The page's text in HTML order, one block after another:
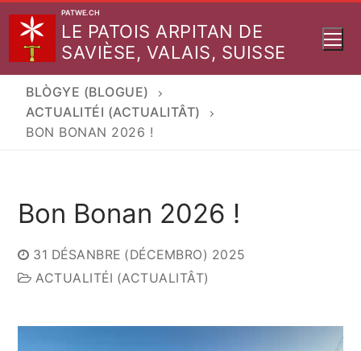
Aller
contenu
PATWE.CH
LE PATOIS ARPITAN DE
SAVIÈSE, VALAIS, SUISSE
BLÒGYE (BLOGUE)
ACTUALITÉI (ACTUALITÂT)
BON BONAN 2026 !
Bon Bonan 2026 !
31 DÉSANBRE (DÉCEMBRO) 2025
ACTUALITÉI (ACTUALITÂT)